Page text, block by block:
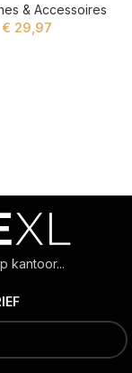
& Accessoires
€ 29,97
kantoor...